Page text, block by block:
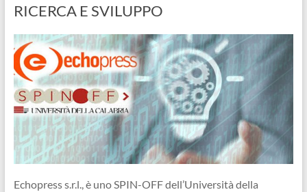
RICERCA E SVILUPPO
Echopress s.r.l., è uno SPIN-OFF dell’Università della